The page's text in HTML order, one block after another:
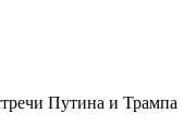
Путина и Трампа